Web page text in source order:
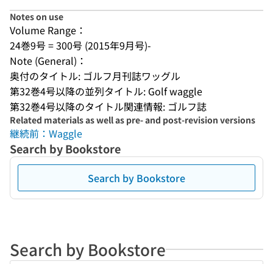
Notes on use
Volume Range：
24巻9号 = 300号 (2015年9月号)-
Note (General)：
奥付のタイトル: ゴルフ月刊誌ワッグル
第32巻4号以降の並列タイトル: Golf waggle
第32巻4号以降のタイトル関連情報: ゴルフ誌
Related materials as well as pre- and post-revision versions
継続前：Waggle
Search by Bookstore
Search by Bookstore
Search by Bookstore